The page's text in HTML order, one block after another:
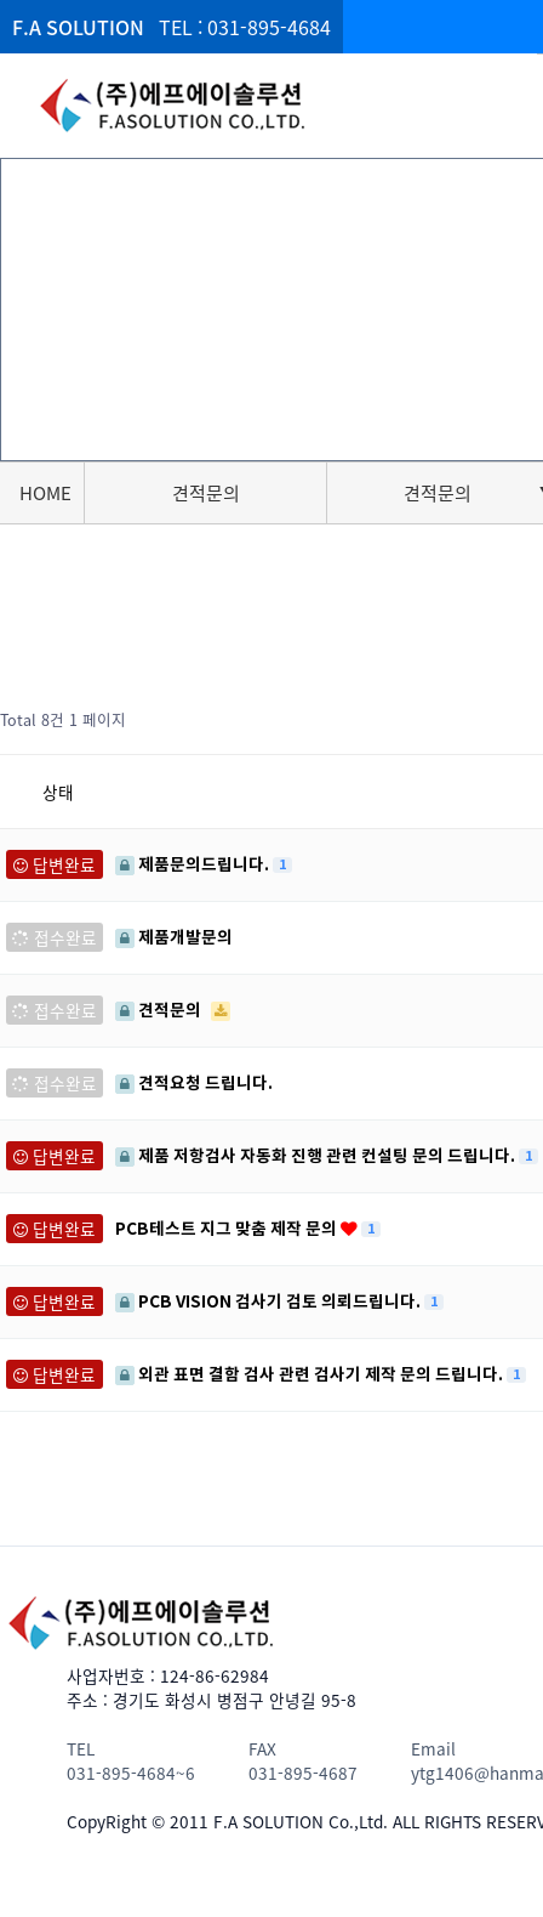
F.A SOLUTION TEL : 031-895-4684
HOME 견적문의 견적문의
Total 8건 1 페이지
상태
답변완료 제품문의드립니다. 1
접수완료 제품개발문의
접수완료 견적문의
접수완료 견적요청 드립니다.
답변완료 제품 저항검사 자동화 진행 관련 컨설팅 문의 드립니다. 1
답변완료 PCB테스트 지그 맞춤 제작 문의 1
답변완료 PCB VISION 검사기 검토 의뢰드립니다. 1
답변완료 외관 표면 결함 검사 관련 검사기 제작 문의 드립니다. 1
사업자번호 : 124-86-62984
주소 : 경기도 화성시 병점구 안녕길 95-8
TEL
031-895-4684~6
FAX
031-895-4687
Email
CopyRight © 2011 F.A SOLUTION Co.,Ltd. ALL RIGHTS